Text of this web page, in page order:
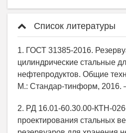
Список литературы
1. ГОСТ 31385-2016.
цилиндрические стальные
нефтепродуктов. Общие
М.: Стандар-тинформ, 2016.
2. РД 16.01-60.30.00-КТН-
проектирования стальных